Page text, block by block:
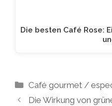
Die besten Café Rose:
Kategorien
Café gourmet /
Die Wirkung von